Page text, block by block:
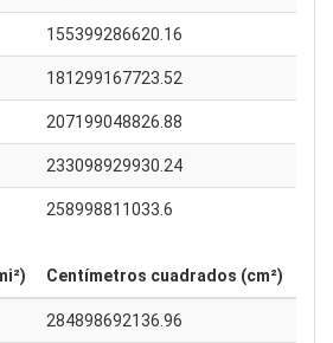
155399286620.16
181299167723.52
207199048826.88
233098929930.24
258998811033.6
Centímetros cuadrados (cm²)
284898692136.96